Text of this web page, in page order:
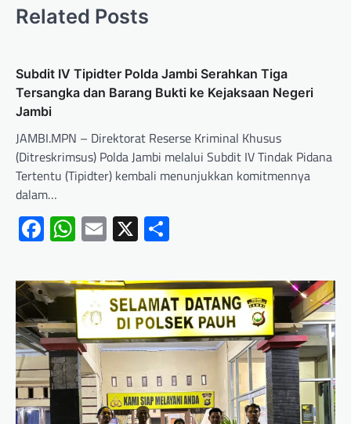
Related Posts
Subdit IV Tipidter Polda Jambi Serahkan Tiga
Tersangka dan Barang Bukti ke Kejaksaan Negeri
Jambi
JAMBI.MPN – Direktorat Reserse Kriminal Khusus
(Ditreskrimsus) Polda Jambi melalui Subdit IV Tindak Pidana
Tertentu (Tipidter) kembali menunjukkan komitmennya
dalam…
Facebook
WhatsApp
Email
X